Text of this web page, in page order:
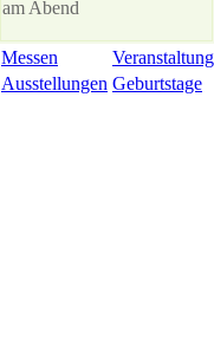
am Abend
Messen
Veranstaltung
Ausstellungen Geburtstage